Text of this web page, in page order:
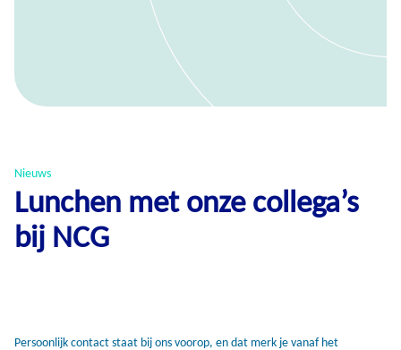
Nieuws
Lunchen met onze collega’s
bij NCG
Persoonlijk contact staat bij ons voorop, en dat merk je vanaf het